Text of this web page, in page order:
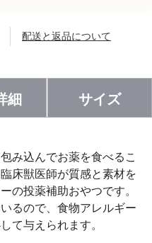
配送と返品について
細 サイズ
み込んでお薬を食べるこ
床獣医師が質感と素材を
の投薬補助おやつです。
るので、食物アレルギー
て与えられます。